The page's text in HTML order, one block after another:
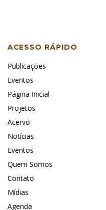
ACESSO RÁPIDO
Publicações
Eventos
Página Inicial
Projetos
Acervo
Notícias
Eventos
Quem Somos
Contato
Mídias
Agenda